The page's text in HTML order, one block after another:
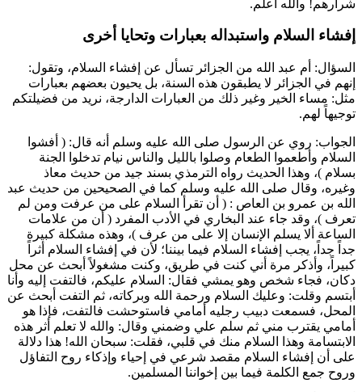
شرارهم! والله أعلم.
إفشاء السلام واستبداله بعبارات وتحايا أخرى
السؤال: أم عبد الله من الجزائر تسأل عن إفشاء السلام، وتقول:
إنهم في الجزائر لا يطبقون هذه السنة، بل يحيون بعضهم بعبارات
مثل: مساء الخير وغير ذلك من العبارات الدارجة، نريد من فضيلتكم
توجيهاً لهم.
الجواب: روي عن الرسول صلى الله عليه وسلم أنه قال: ( أفشوا
السلام وأطعموا الطعام وصلوا بالليل والناس نيام تدخلوا الجنة
بسلام )، وهذا الحديث رواه الترمذي بسند جيد من حديث معاذ
وغيره، وقال صلى الله عليه وسلم كما في الصحيحين من حديث عبد
الله بن عمرو بن العاص : ( أن تقرأ السلام على من عرفت ومن لم
تعرف )، وقد جاء عند البخاري في الأدب المفرد ( أن من علامات
الساعة ألا يسلم الإنسان إلا على من عرف )، وهذه مشكلة كبيرة
جداً جداً، يجب إفشاء السلام فيما بيننا؛ لأن في إفشاء السلام أثراً
كبيراً، وأذكر مرة أني كنت في طريق، وكنت مشغولاً أبحث عن محل
دكان، فجاء شخص وهو يمشي فقال: السلام عليكم، فالتفت إليه وأنا
أبتسم وقلت: وعليك السلام ورحمة الله وبركاته، ثم التفت أبحث عن
المحل، فسمعت دبيب رجليه أمامي فاستوحشت فالتفت، فإذا هو
أمامي يقترب مني ثم سلم علي وضمني وقال: والله لا تعلم أثر هذه
الابتسامة وهذا السلام منك في قلبي، فقلت: سبحان الله! هذا دلالة
على أن إفشاء السلام مقصد شرعي في إحياء وإذكاء روح التفاؤل
وروح جمع الكلمة فيما بين إخواننا المسلمين.